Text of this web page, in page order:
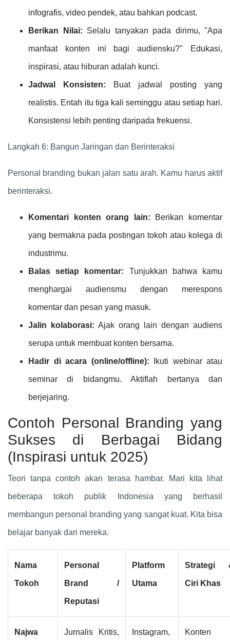
infografis, video pendek, atau bahkan podcast.
Berikan Nilai: Selalu tanyakan pada dirimu, "Apa
manfaat konten ini bagi audiensku?" Edukasi,
inspirasi, atau hiburan adalah kunci.
Jadwal Konsisten: Buat jadwal posting yang
realistis. Entah itu tiga kali seminggu atau setiap hari.
Konsistensi lebih penting daripada frekuensi.
Langkah 6: Bangun Jaringan dan Berinteraksi
Personal branding bukan jalan satu arah. Kamu harus aktif
berinteraksi.
Komentari konten orang lain: Berikan komentar
yang bermakna pada postingan tokoh atau kolega di
industrimu.
Balas setiap komentar: Tunjukkan bahwa kamu
menghargai audiensmu dengan merespons
komentar dan pesan yang masuk.
Jalin kolaborasi: Ajak orang lain dengan audiens
serupa untuk membuat konten bersama.
Hadir di acara (online/offline): Ikuti webinar atau
seminar di bidangmu. Aktiflah bertanya dan
berjejaring.
Contoh Personal Branding yang
Sukses di Berbagai Bidang
(Inspirasi untuk 2025)
Teori tanpa contoh akan terasa hambar. Mari kita lihat
beberapa tokoh publik Indonesia yang berhasil
membangun personal branding yang sangat kuat. Kita bisa
belajar banyak dari mereka.
Nama
Tokoh
Personal
Brand /
Reputasi
Platform
Utama
Strategi
Ciri Khas
Najwa Jurnalis Kritis, Instagram, Konten